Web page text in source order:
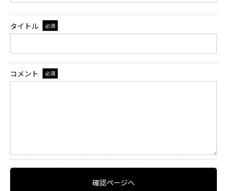
タイトル 必須
コメント 必須
確認ページへ